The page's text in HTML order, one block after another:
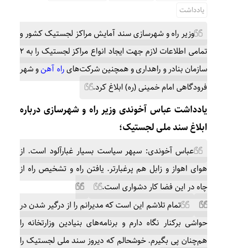
یادداشت
وزیر راه و شهرسازی سند آمایش مراکز لجستیک کشور و
تمامی اطلاعات لازم جهت ایجاد انواع مراکز لجستیک را به ۲
سازمان بنادر و راهداری و همچنین شرکت‌هایراه آهنو شهر
فرودگاهی امام خمینی (ره) ابلاغ کرد.
یادداشت عباس آخوندی وزیر راه و شهرسازی درباره
ابلاغ سند ملی لجستیک؛
عباس آخوندی: سپهر سیاست بسیار غبارآلود است. از
هوای اهواز و زابل هم پرغبارتر. یافتن راه و تشخیص راه از
چاه در این فضا کار دشواری است.
تمام تلاشم این است که مدیرانم را از درگیر شدن در
حواشی برکنار نگاه دارم و برنامه‌های بنیادین وزارتخانه را
هم‌چنان پی بگیرم. خوشحالم که دیروز سند ملی لجستیک را